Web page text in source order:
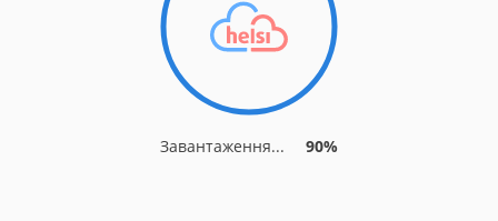
Завантаження... 90%